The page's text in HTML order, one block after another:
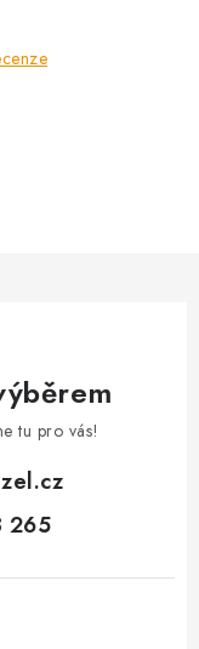
tu pro vás!
265